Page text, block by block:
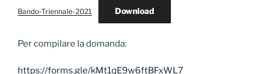
Bando-Triennale-2021 Download
Per compilare la domanda:
https://forms.gle/kMt1qE9w6ftBFxWL7